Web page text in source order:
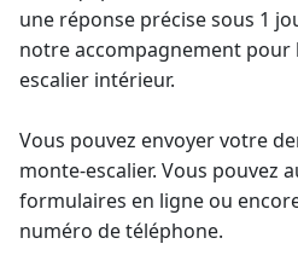
une réponse précise sous 1
notre accompagnement pour
escalier intérieur.
Vous pouvez envoyer votre
monte-escalier. Vous pouvez
formulaires en ligne ou
numéro de téléphone.